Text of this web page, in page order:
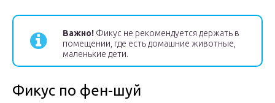
Важно! Фикус не рекомендуется держать в
помещении, где есть домашние животные,
маленькие дети.
Фикус по фен-шуй